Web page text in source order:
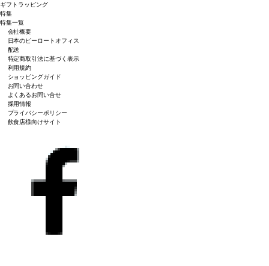
ギフトラッピング
特集
特集一覧
会社概要
日本のピーロートオフィス
配送
特定商取引法に基づく表示
利用規約
ショッピングガイド
お問い合わせ
よくあるお問い合せ
採用情報
プライバシーポリシー
飲食店様向けサイト